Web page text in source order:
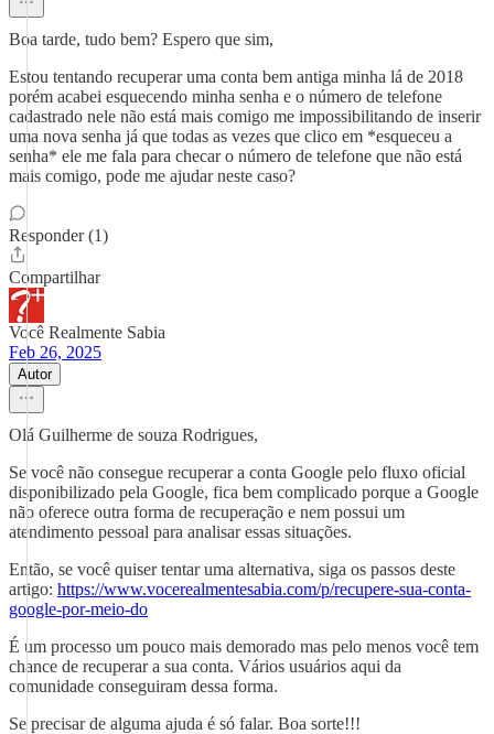
Boa tarde, tudo bem? Espero que sim,
Estou tentando recuperar uma conta bem antiga minha lá de 2018
porém acabei esquecendo minha senha e o número de telefone
cadastrado nele não está mais comigo me impossibilitando de inserir
uma nova senha já que todas as vezes que clico em *esqueceu a
senha* ele me fala para checar o número de telefone que não está
mais comigo, pode me ajudar neste caso?
Responder (1)
Compartilhar
Você Realmente Sabia
Feb 26, 2025
Autor
Olá Guilherme de souza Rodrigues,
Se você não consegue recuperar a conta Google pelo fluxo oficial
disponibilizado pela Google, fica bem complicado porque a Google
não oferece outra forma de recuperação e nem possui um
atendimento pessoal para analisar essas situações.
Então, se você quiser tentar uma alternativa, siga os passos deste
artigo: https://www.vocerealmentesabia.com/p/recupere-sua-conta-
google-por-meio-do
É um processo um pouco mais demorado mas pelo menos você tem
chance de recuperar a sua conta. Vários usuários aqui da
comunidade conseguiram dessa forma.
Se precisar de alguma ajuda é só falar. Boa sorte!!!